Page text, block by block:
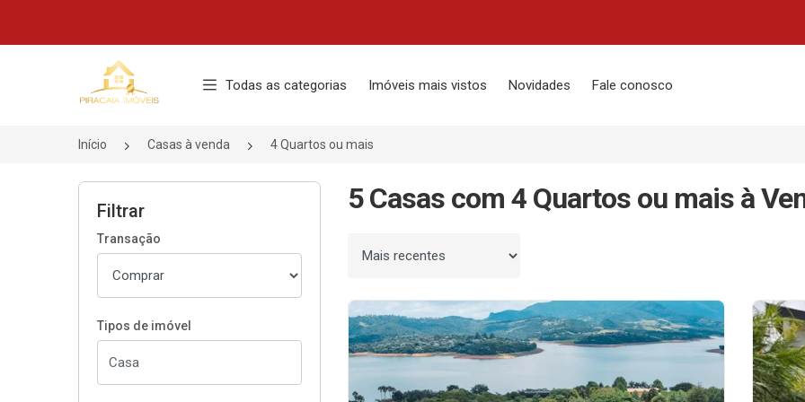
Página inicial
Todas as categorias Imóveis mais vistos Novidades Fale conosco
Início Casas à venda 4 Quartos ou mais
Filtrar
Transação
Tipos de imóvel
5 Casas com 4 Quartos ou mais à
Ordenar por